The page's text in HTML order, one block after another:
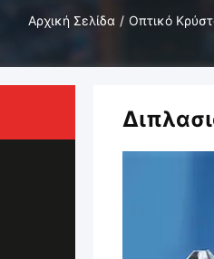
Αρχική Σελίδα / Οπτικό